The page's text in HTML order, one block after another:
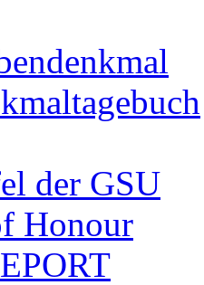
der GSU
Honour